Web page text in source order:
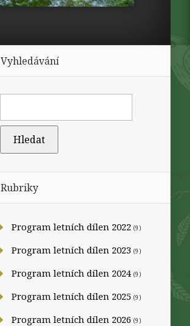
Vyhledávání
Rubriky
Program letních dílen 2022 (9)
Program letních dílen 2023 (9)
Program letních dílen 2024 (9)
Program letních dílen 2025 (9)
Program letních dílen 2026 (9)